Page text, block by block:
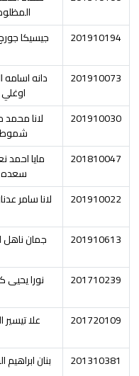
201910194
جيسيكا
201910073
دانه اسامه
اوغلي
201910030
لانا محمد
شموط
201810047
مايا احمد
سعده
201910022
لانا سامر
201910613
جمان ناهل
201710239
نورا يحيى
201720109
علا تيسير
201310381
بنان